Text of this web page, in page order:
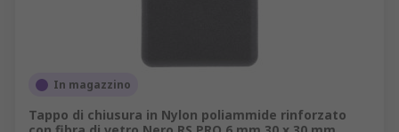
In magazzino
Tappo di chiusura in Nylon poliammide rinforzato